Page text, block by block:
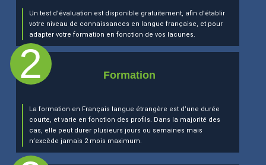
Un test d’évaluation est disponible gratuitement, afin d’établir
votre niveau de connaissances en langue française, et pour
adapter votre formation en fonction de vos lacunes.
Formation
La formation en Français langue étrangère est d’une durée
courte, et varie en fonction des profils. Dans la majorité des
cas, elle peut durer plusieurs jours ou semaines mais
n’excède jamais 2 mois maximum.